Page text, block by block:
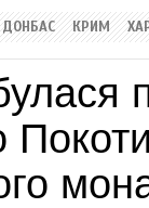
ДОНБАС КРИМ